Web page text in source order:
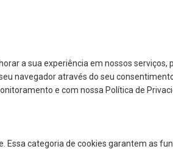
a sua experiência em nossos
navegador através do seu
e com nossa Política de
categoria de cookies garantem as